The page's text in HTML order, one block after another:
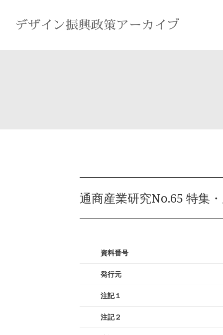
通商産業研究No.65 特集
資料番号
発行元
注記１
注記２